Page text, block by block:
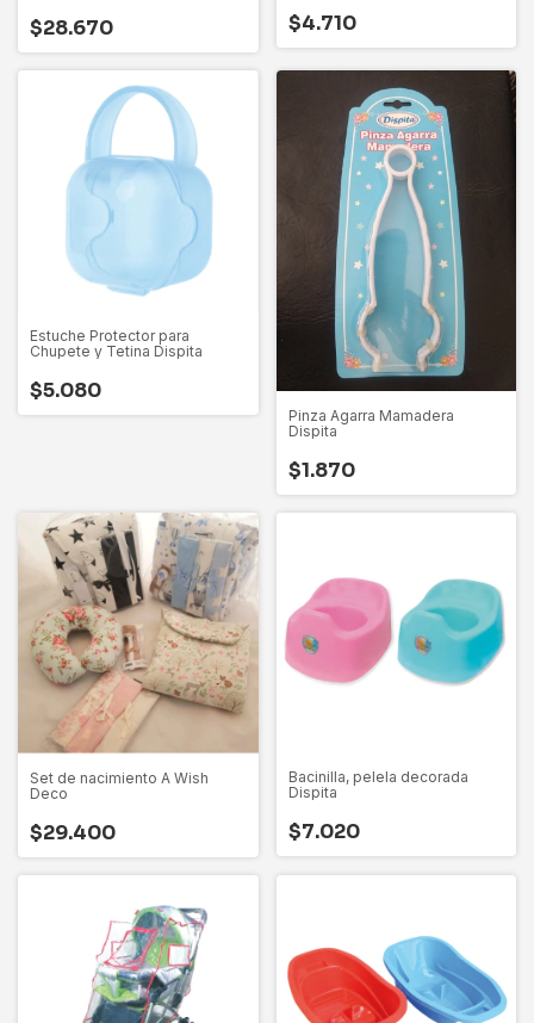
$28.670 $4.710
Estuche Protector para
Chupete y Tetina Dispita
$5.080
Pinza Agarra Mamadera
Dispita
$1.870
Set de nacimiento A Wish
Deco
$29.400
Bacinilla, pelela decorada
Dispita
$7.020